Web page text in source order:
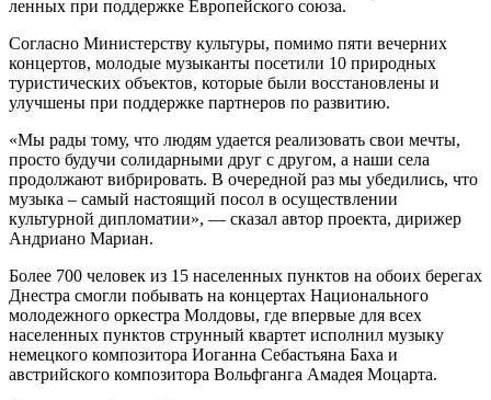
ленных при поддержке Евро­пейского союза.
Согласно Министерству культуры, помимо пяти вечерних
кон­цертов, молодые музыканты посе­тили 10 природных
туристических объектов, которые были восстанов­лены и
улучшены при поддержке партнеров по развитию.
«Мы рады тому, что людям удается реализовать свои мечты,
просто будучи солидарными друг с другом, а наши села
продолжа­ют вибрировать. В очередной раз мы убедились, что
музыка ‒ самый настоящий посол в осуществлении
культурной дипломатии», — сказал автор проекта, дирижер
Андриано Мариан.
Более 700 человек из 15 насе­ленных пунктов на обоих берегах
Днестра смогли побывать на кон­цертах Национального
молодежно­го оркестра Молдовы, где впервые для всех
населенных пунктов струн­ный квартет исполнил музыку
немецкого композитора Иоганна Себастьяна Баха и
австрийского композитора Вольфганга Амадея Моцарта.